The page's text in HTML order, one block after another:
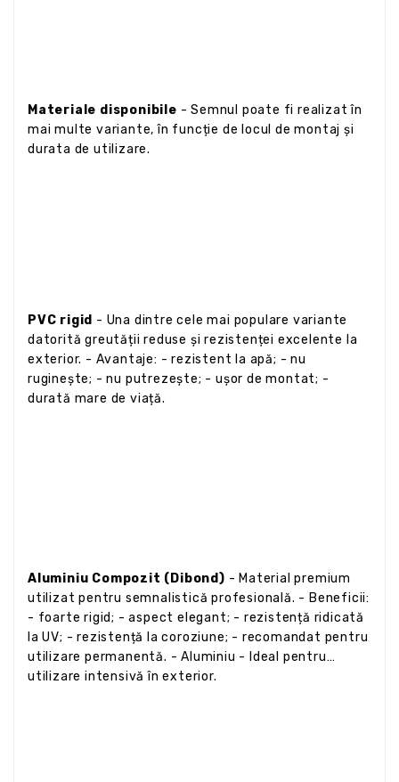
Materiale disponibile - Semnul poate fi realizat în
mai multe variante, în funcție de locul de montaj și
durata de utilizare.
PVC rigid - Una dintre cele mai populare variante
datorită greutății reduse și rezistenței excelente la
exterior. - Avantaje: - rezistent la apă; - nu
ruginește; - nu putrezește; - ușor de montat; -
durată mare de viață.
Aluminiu Compozit (Dibond) - Material premium
utilizat pentru semnalistică profesională. - Beneficii:
- foarte rigid; - aspect elegant; - rezistență ridicată
la UV; - rezistență la coroziune; - recomandat pentru
utilizare permanentă. - Aluminiu - Ideal pentru
utilizare intensivă în exterior.